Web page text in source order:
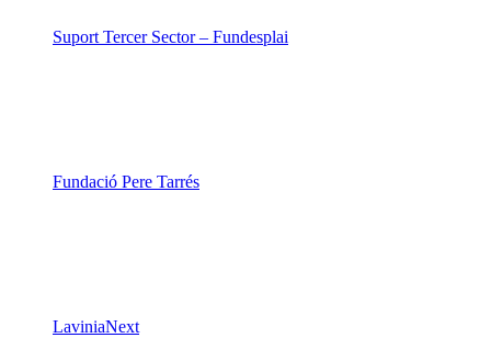
Suport Tercer Sector – Fundesplai
Fundació Pere Tarrés
LaviniaNext